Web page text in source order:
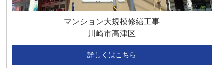
マンション大規模修繕工事
川崎市高津区
詳しくはこちら